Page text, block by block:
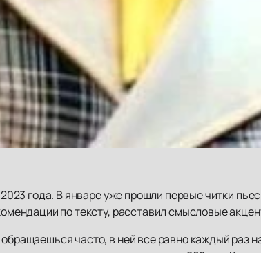
2023 года. В январе уже прошли первые читки
по тексту, расставил смысловые
часто, в ней все равно каждый раз